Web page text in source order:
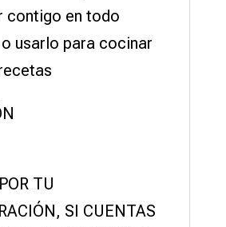
contigo en todo
usarlo para cocinar
TU
SI CUENTAS